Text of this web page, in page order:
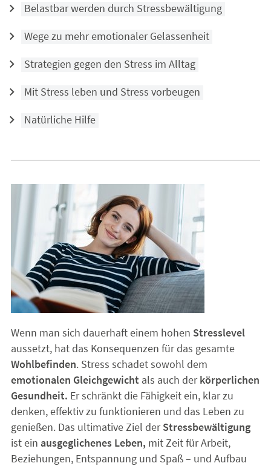
Belastbar werden durch Stressbewältigung
Wege zu mehr emotionaler Gelassenheit
Strategien gegen den Stress im Alltag
Mit Stress leben und Stress vorbeugen
Natürliche Hilfe
Wenn man sich dauerhaft einem hohen Stresslevel
aussetzt, hat das Konsequenzen für das gesamte
Wohlbefinden. Stress schadet sowohl dem
emotionalen Gleichgewicht als auch derkörperlichen
Gesundheit. Er schränkt die Fähigkeit ein, klar zu
denken, effektiv zu funktionieren und das Leben zu
genießen. Das ultimative Ziel derStressbewältigung
ist ein ausgeglichenes Leben, mit Zeit für Arbeit,
Beziehungen, Entspannung und Spaß – und Aufbau